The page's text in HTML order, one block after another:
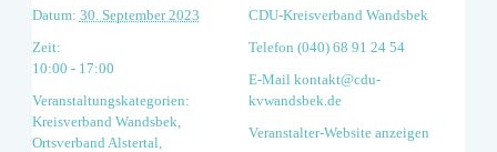
Datum: 30. September 2023
Zeit:
10:00 - 17:00
Veranstaltungskategorien:
Kreisverband Wandsbek,
Ortsverband Alstertal,
CDU-Kreisverband Wandsbek
Telefon (040) 68 91 24 54
E-Mail kontakt@cdu-
kvwandsbek.de
Veranstalter-Website anzeigen